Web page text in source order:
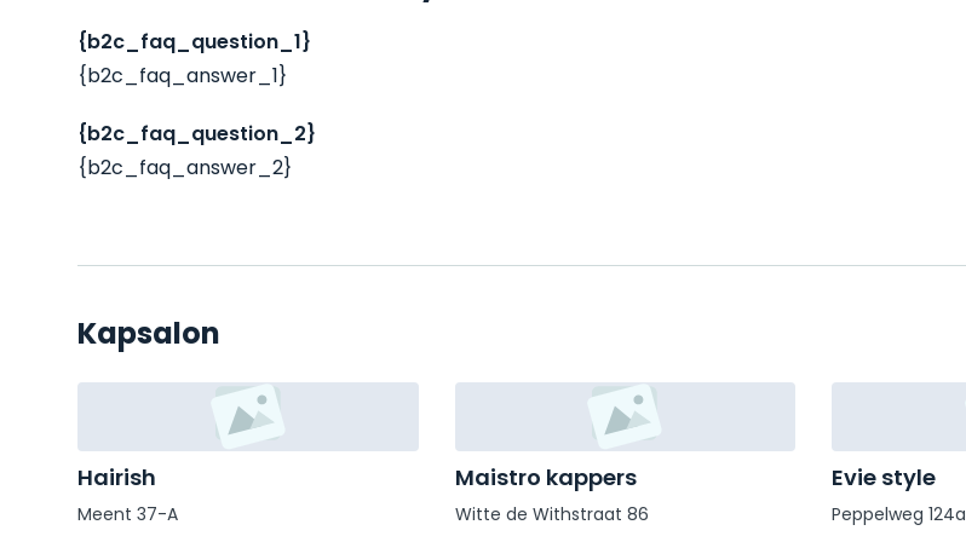
{b2c_faq_question_1}
{b2c_faq_answer_1}
{b2c_faq_question_2}
{b2c_faq_answer_2}
Kapsalon
Hairish
Meent 37-A
Maistro kappers
Witte de Withstraat 86
Evie style
Peppelweg 124a